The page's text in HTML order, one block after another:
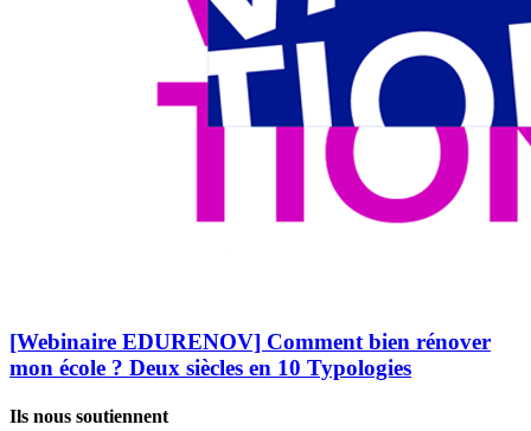
[Webinaire EDURENOV] Comment bien rénover
mon école ? Deux siècles en 10 Typologies
Ils nous soutiennent